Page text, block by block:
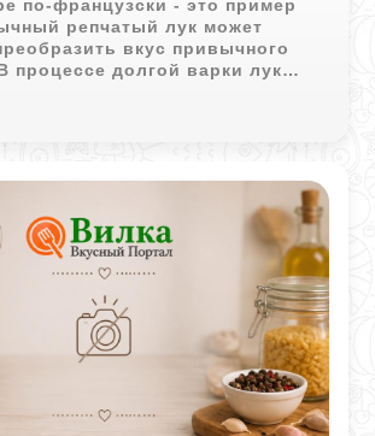
по-французски - это пример
репчатый лук может
вкус привычного
процессе долгой варки лук
и становится
отдавая блюду нежный
и сливочного масла текстура
невероятно шелковистой и
Это отличный гарнир к
или мясу, когда хочется
изысканного, чем стандартная